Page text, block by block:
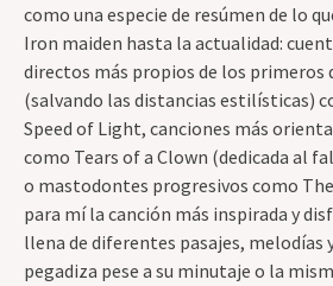
como una especie de resúmen de lo
Iron maiden hasta la actualidad:
directos más propios de los primeros
(salvando las distancias estilísticas)
Speed of Light, canciones más
como Tears of a Clown (dedicada al
o mastodontes progresivos como
para mí la canción más inspirada y
llena de diferentes pasajes,
pegadiza pese a su minutaje o la